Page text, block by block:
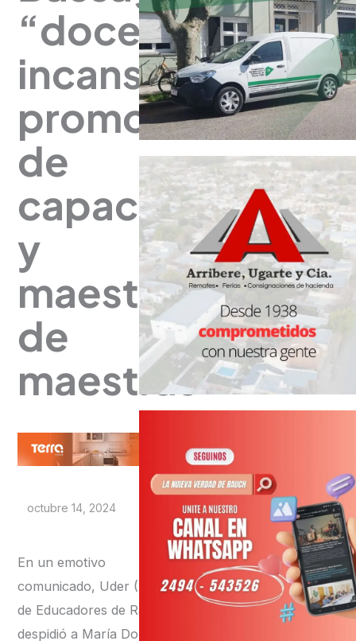
“docente
incansable,
promotora
de
capacitaciones
y
maestra
de
maestras”
octubre 14, 2024
En un emotivo
comunicado, Uder (Unión
de Educadores de Rauch)
despidió a María Dolores